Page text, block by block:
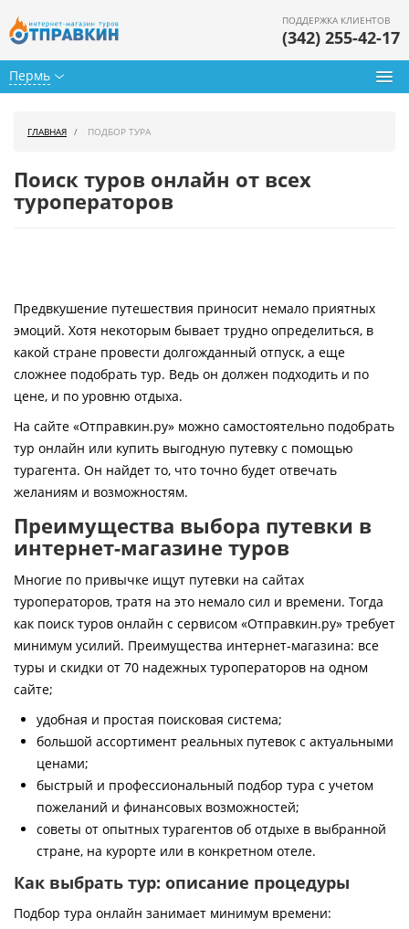
Пермь
ПОДДЕРЖКА КЛИЕНТОВ
(342) 255-42-17
Горящие туры
Страны
Как купить
Контакты
ГЛАВНАЯ ПОДБОР ТУРА
Поиск туров онлайн от всех
туроператоров
Предвкушение путешествия приносит немало приятных
эмоций. Хотя некоторым бывает трудно определиться, в
какой стране провести долгожданный отпуск, а еще
сложнее подобрать тур. Ведь он должен подходить и по
цене, и по уровню отдыха.
На сайте «Отправкин.ру» можно самостоятельно подобрать
тур онлайн или купить выгодную путевку с помощью
турагента. Он найдет то, что точно будет отвечать
желаниям и возможностям.
Преимущества выбора путевки в
интернет-магазине туров
Многие по привычке ищут путевки на сайтах
туроператоров, тратя на это немало сил и времени. Тогда
как поиск туров онлайн с сервисом «Отправкин.ру» требует
минимум усилий. Преимущества интернет-магазина: все
туры и скидки от 70 надежных туроператоров на одном
сайте;
удобная и простая поисковая система;
большой ассортимент реальных путевок с актуальными
ценами;
быстрый и профессиональный подбор тура с учетом
пожеланий и финансовых возможностей;
советы от опытных турагентов об отдыхе в выбранной
стране, на курорте или в конкретном отеле.
Как выбрать тур: описание процедуры
Подбор тура онлайн занимает минимум времени: